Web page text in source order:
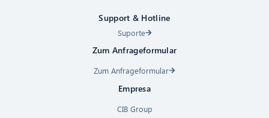
Support & Hotline
Suporte
Zum Anfrageformular
Zum Anfrageformular
Empresa
CIB Group